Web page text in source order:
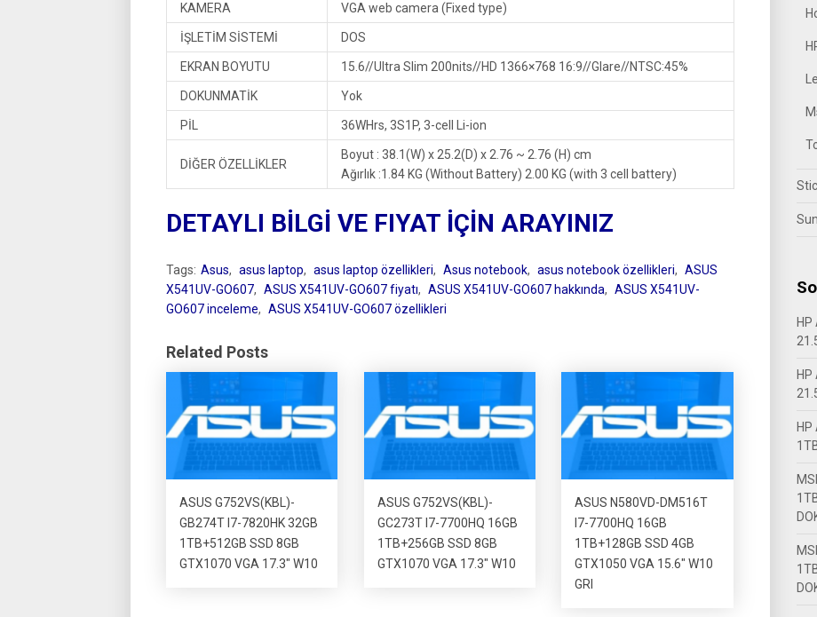
KAMERA VGA web camera (Fixed type)
İŞLETİM SİSTEMİ DOS
EKRAN BOYUTU 15.6//Ultra Slim 200nits//HD 1366×768 16:9//Glare//NTSC:45%
DOKUNMATİK Yok
PİL 36WHrs, 3S1P, 3-cell Li-ion
DİĞER ÖZELLİKLER
Boyut : 38.1(W) x 25.2(D) x 2.76 ~ 2.76 (H) cm
Ağırlık :1.84 KG (Without Battery) 2.00 KG (with 3 cell battery)
DETAYLI BİLGİ VE FIYAT İÇİN ARAYINIZ
Tags: Asus, asus laptop, asus laptop özellikleri, Asus notebook, asus notebook özellikleri, ASUS
X541UV-GO607, ASUS X541UV-GO607 fiyatı, ASUS X541UV-GO607 hakkında, ASUS X541UV-
GO607 inceleme, ASUS X541UV-GO607 özellikleri
Related Posts
ASUS G752VS(KBL)-
GB274T I7-7820HK 32GB
1TB+512GB SSD 8GB
GTX1070 VGA 17.3″ W10
ASUS G752VS(KBL)-
GC273T I7-7700HQ 16GB
1TB+256GB SSD 8GB
GTX1070 VGA 17.3″ W10
ASUS N580VD-DM516T
I7-7700HQ 16GB
1TB+128GB SSD 4GB
GTX1050 VGA 15.6″ W10
GRI